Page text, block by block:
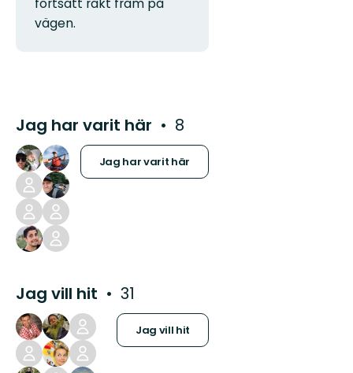
fortsätt rakt fram på
vägen.
Jag har varit här 8
Jag har varit här
Jag vill hit 31
Jag vill hit